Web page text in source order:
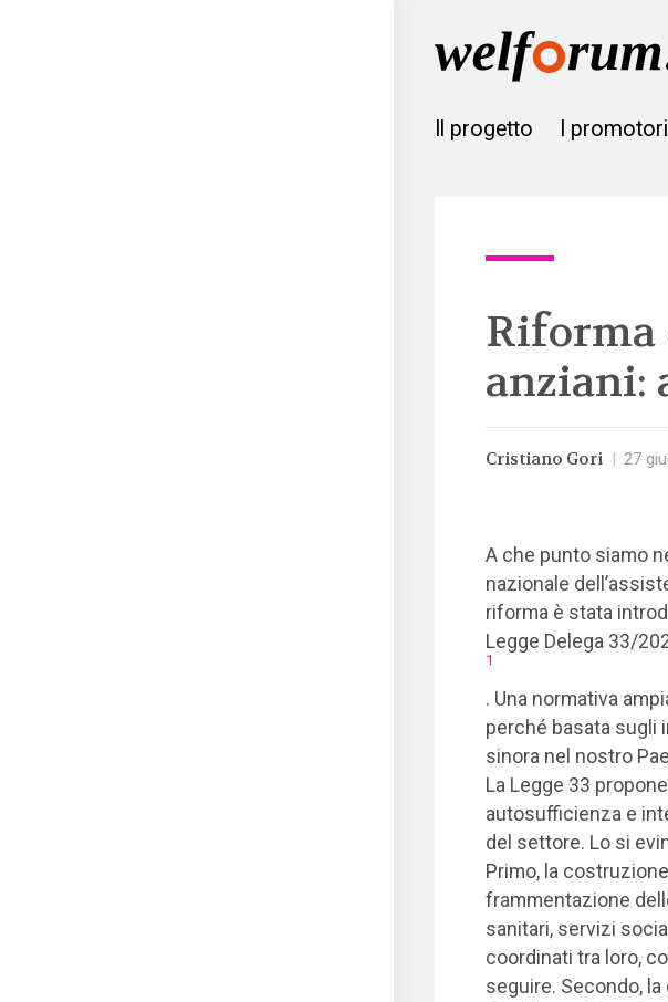
Il progetto I promotori
Riforma
anziani:
Cristiano Gori 27
A che punto siamo
nazionale
riforma è stata
Legge Delega 33/
1
. Una normativa
perché basata sugli
sinora nel nostro
La Legge 33
autosufficienza e
del settore. Lo si
Primo, la
frammentazione
sanitari, servizi
coordinati tra loro,
seguire. Secondo,